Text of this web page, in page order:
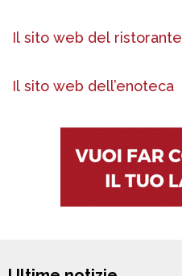
Il sito web del ristorante
Il sito web dell’enoteca